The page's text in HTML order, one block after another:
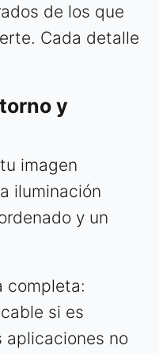
de los que
Cada detalle
y
imagen
iluminación
y un
completa:
si es
aplicaciones no